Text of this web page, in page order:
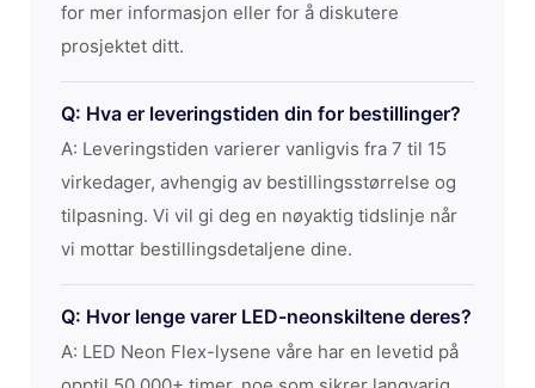
for mer informasjon eller for å diskutere
prosjektet ditt.
Q: Hva er leveringstiden din for bestillinger?
A: Leveringstiden varierer vanligvis fra 7 til 15
virkedager, avhengig av bestillingsstørrelse og
tilpasning. Vi vil gi deg en nøyaktig tidslinje når
vi mottar bestillingsdetaljene dine.
Q: Hvor lenge varer LED-neonskiltene deres?
A: LED Neon Flex-lysene våre har en levetid på